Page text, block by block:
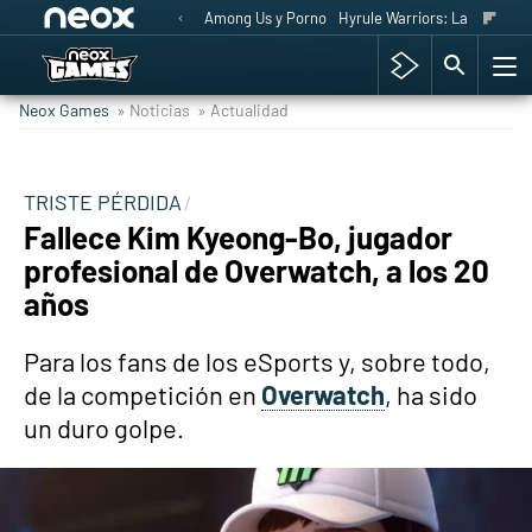
Among Us y Porno Hyrule Warriors: La Era del
Neox Games » Noticias » Actualidad
TRISTE PÉRDIDA
Fallece Kim Kyeong-Bo, jugador
profesional de Overwatch, a los 20
años
Para los fans de los eSports y, sobre todo,
de la competición en Overwatch, ha sido
un duro golpe.